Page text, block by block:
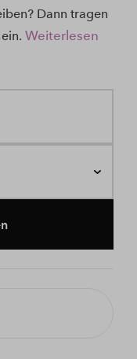
Dann tragen
Weiterlesen